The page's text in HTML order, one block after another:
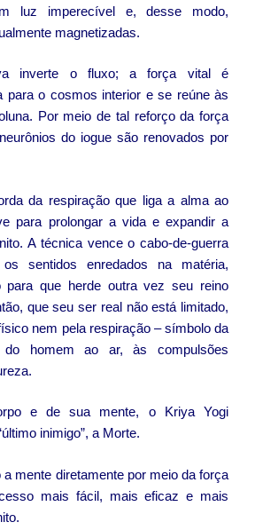
luz imperecível e, desse modo,
magnetizadas.
inverte o fluxo; a força vital é
para o cosmos interior e se reúne às
Por meio de tal reforço da força
do iogue são renovados por
da respiração que liga a alma ao
para prolongar a vida e expandir a
A técnica vence o cabo-de-guerra
sentidos enredados na matéria,
para que herde outra vez seu reino
que seu ser real não está limitado,
nem pela respiração – símbolo da
do homem ao ar, às compulsões
e de sua mente, o Kriya Yogi
inimigo”, a Morte.
a mente diretamente por meio da força
mais fácil, mais eficaz e mais